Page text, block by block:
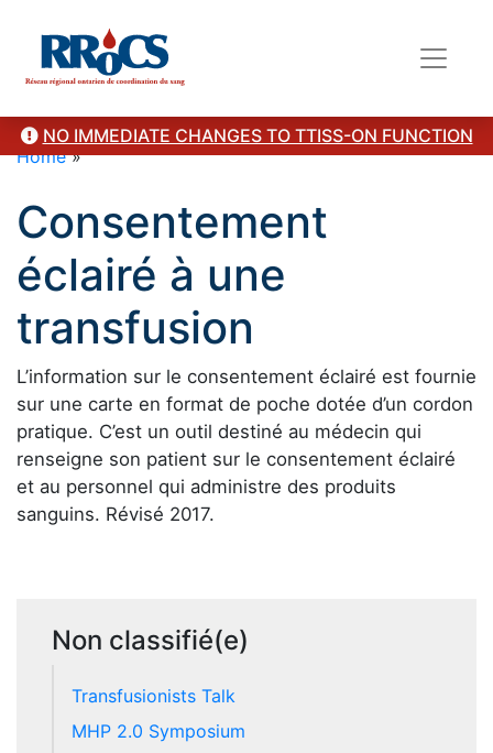
NO IMMEDIATE CHANGES TO TTISS-ON FUNCTION
Home»
Consentement
éclairé à une
transfusion
L’information sur le consentement éclairé est fournie
sur une carte en format de poche dotée d’un cordon
pratique. C’est un outil destiné au médecin qui
renseigne son patient sur le consentement éclairé
et au personnel qui administre des produits
sanguins. Révisé 2017.
Non classifié(e)
Transfusionists Talk
MHP 2.0 Symposium